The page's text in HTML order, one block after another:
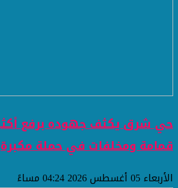
قمامة ومخلفات في حملة مكبرة
الأربعاء 05 أغسطس 2026 04:24 مساءً